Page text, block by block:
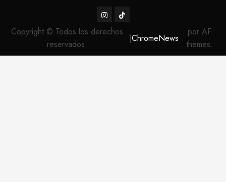
Instagram
TikTok
Copyright © Todos los derechos
reservados.
|ChromeNews
por AF
themes.